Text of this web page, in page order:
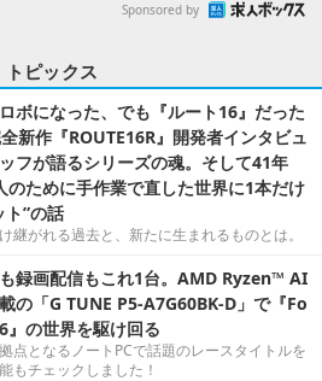
Sponsored by
トピックス
ボになった、でも『ルート16』だった
新作『ROUTE16R』開発者インタビュ
フが語るシリーズの魂。そして41年
のために手作業で直した世界に1本だけ
ト”の話
継がれる過去と、新たに生まれるものとは。
録画配信もこれ1台。AMD Ryzen™ AI
の「G TUNE P5-A7G60BK-D」で『Fo
の世界を駆け回る
点となるノートPCで話題のレースタイトルを
もチェックしました！